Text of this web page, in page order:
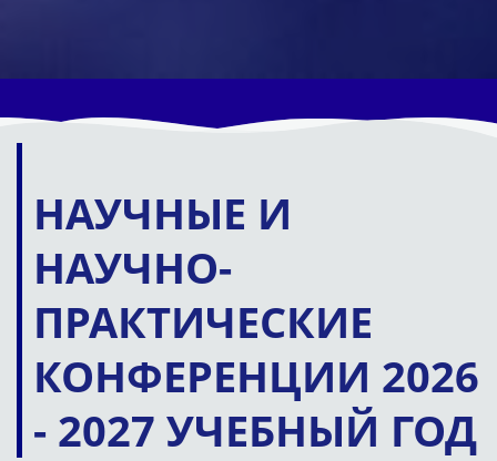
НАУЧНЫЕ И
НАУЧНО-
ПРАКТИЧЕСКИЕ
КОНФЕРЕНЦИИ 2026
- 2027 УЧЕБНЫЙ ГОД